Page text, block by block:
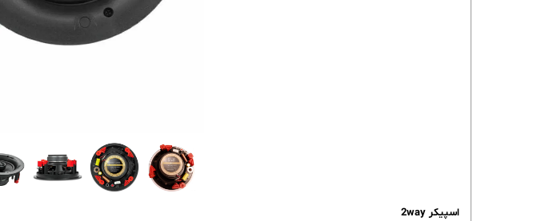
اسپیکر 2way